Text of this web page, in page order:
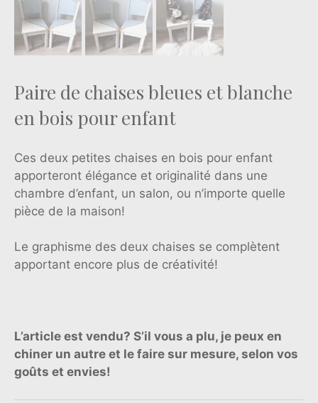
Paire de chaises bleues et blanche
en bois pour enfant
Ces deux petites chaises en bois pour enfant
apporteront élégance et originalité dans une
chambre d’enfant, un salon, ou n’importe quelle
pièce de la maison!
Le graphisme des deux chaises se complètent
apportant encore plus de créativité!
L’article est vendu? S’il vous a plu, je peux en
chiner un autre et le faire sur mesure, selon vos
goûts et envies!